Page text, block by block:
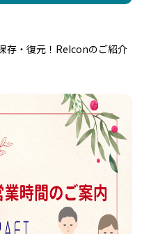
存・復元！ReIconのご紹介